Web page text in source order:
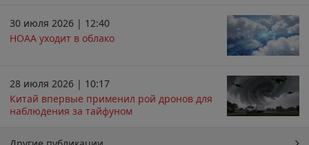
30 июля 2026 | 12:40
НОАА уходит в облако
28 июля 2026 | 10:17
Китай впервые применил рой дронов для
наблюдения за тайфуном